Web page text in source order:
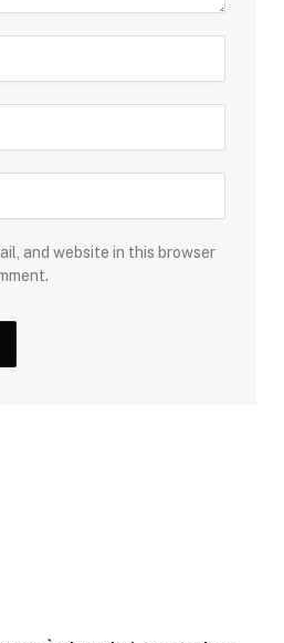
and website in this browser